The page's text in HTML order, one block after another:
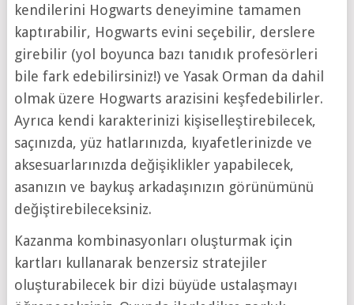
kendilerini Hogwarts deneyimine tamamen
kaptırabilir, Hogwarts evini seçebilir, derslere
girebilir (yol boyunca bazı tanıdık profesörleri
bile fark edebilirsiniz!) ve Yasak Orman da dahil
olmak üzere Hogwarts arazisini keşfedebilirler.
Ayrıca kendi karakterinizi kişiselleştirebilecek,
saçınızda, yüz hatlarınızda, kıyafetlerinizde ve
aksesuarlarınızda değişiklikler yapabilecek,
asanızın ve baykuş arkadaşınızın görünümünü
değiştirebileceksiniz.
Kazanma kombinasyonları oluşturmak için
kartları kullanarak benzersiz stratejiler
oluşturabilecek bir dizi büyüde ustalaşmayı